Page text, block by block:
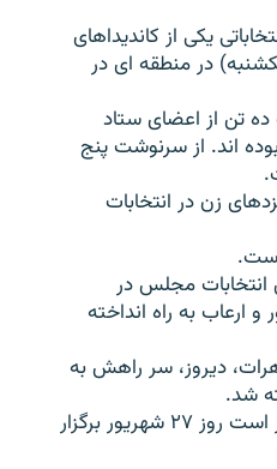
یکی از کاندیداهای
در منطقه ای در
ده تن از اعضای ستاد
اند. از سرنوشت پنج
زن در انتخابات
انتخابات مجلس در
و ارعاب به راه انداخته
دیروز، سر راهش به
شد.
انتخابات پارلمان افغانستان قرار است روز ۲۷ شهریور برگزار